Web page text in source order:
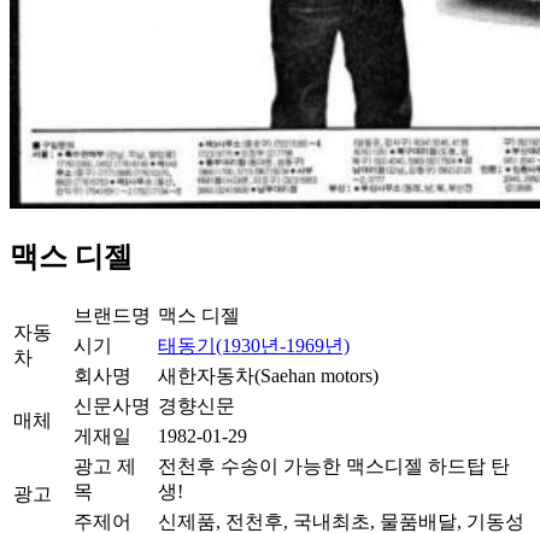
맥스 디젤
자동
차
브랜드명 맥스 디젤
시기
태동기(1930년-1969년)
회사명
새한자동차(Saehan motors)
매체
신문사명 경향신문
게재일
1982-01-29
광고
광고 제
목
전천후 수송이 가능한 맥스디젤 하드탑 탄
생!
주제어
신제품, 전천후, 국내최초, 물품배달, 기동성